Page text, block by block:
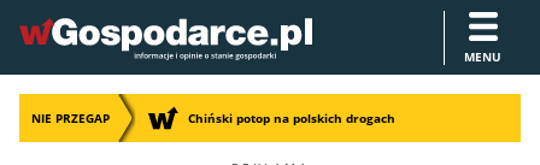
MENU
NIE PRZEGAP Chiński potop na polskich drogach